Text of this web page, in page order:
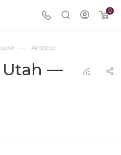
0
— Arcoroc
Utah —